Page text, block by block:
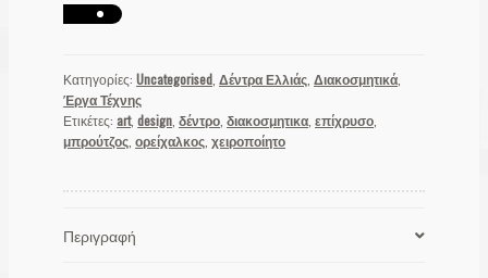
Κατηγορίες:Uncategorised,Δέντρα Ελλιάς,Διακοσμητικά,
Έργα Τέχνης
Ετικέτες:art,design,δέντρο,διακοσμητικα,επίχρυσο,
μπρούτζος,ορείχαλκος,χειροποίητο
Περιγραφή